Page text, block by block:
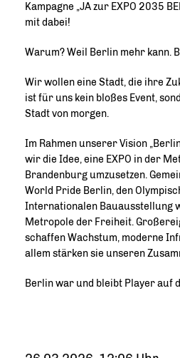
Kampagne „JA zur EXPO 2035
mit dabei!
Warum? Weil Berlin mehr kann.
Wir wollen eine Stadt, die ihre
ist für uns kein bloßes Event,
Stadt von morgen.
Im Rahmen unserer Vision
wir die Idee, eine EXPO in der
Brandenburg umzusetzen.
World Pride Berlin, den
Internationalen Bauausstellung
Metropole der Freiheit.
schaffen Wachstum, moderne
allem stärken sie unseren
Berlin war und bleibt Player auf